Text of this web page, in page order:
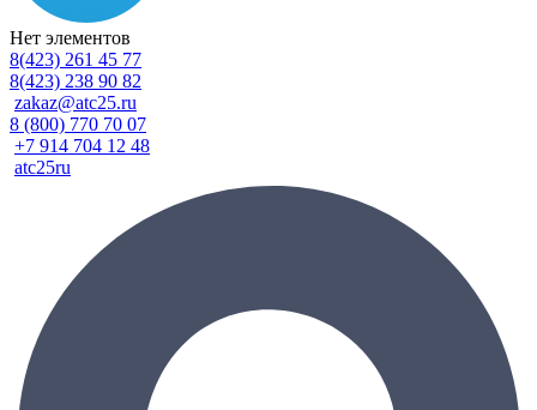
Нет элементов
8(423) 261 45 77
8(423) 238 90 82
zakaz@atc25.ru
8 (800) 770 70 07
+7 914 704 12 48
atc25ru